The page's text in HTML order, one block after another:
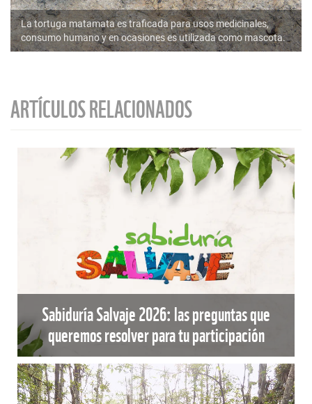
La tortuga matamata es traficada para usos medicinales,
consumo humano y en ocasiones es utilizada como mascota.
ARTÍCULOS RELACIONADOS
Sabiduría Salvaje 2026: las preguntas que
queremos resolver para tu participación